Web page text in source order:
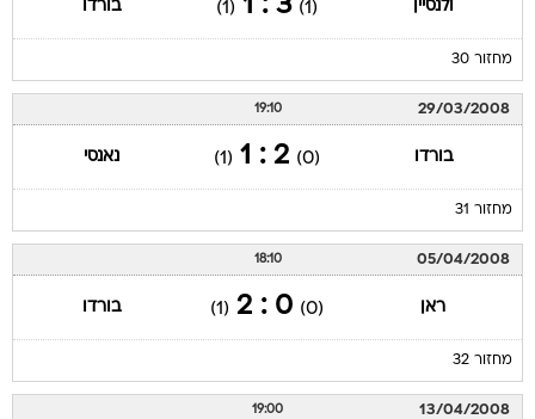
ולנסיין (1)
3 : 1
(1) בורדו
מחזור 30
29/03/2008
19:10
בורדו (0)
2 : 1
(1) נאנסי
מחזור 31
05/04/2008
18:10
ראן (0)
0 : 2
(1) בורדו
מחזור 32
13/04/2008
19:00